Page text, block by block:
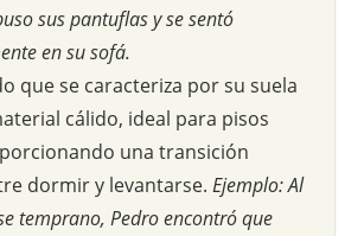
sus pantuflas y se sentó
en su sofá.
que se caracteriza por su suela
cálido, ideal para pisos
una transición
dormir y levantarse. Ejemplo: Al
temprano, Pedro encontró que